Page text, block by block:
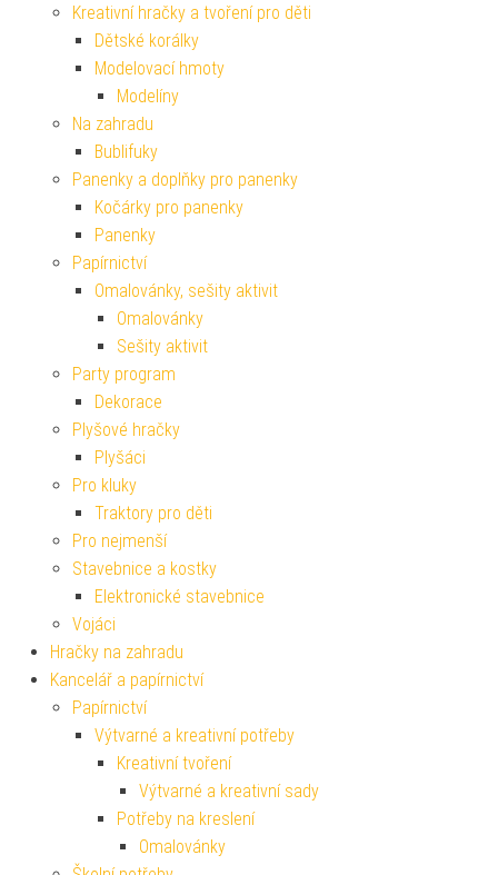
Kreativní hračky a tvoření pro děti
Dětské korálky
Modelovací hmoty
Modelíny
Na zahradu
Bublifuky
Panenky a doplňky pro panenky
Kočárky pro panenky
Panenky
Papírnictví
Omalovánky, sešity aktivit
Omalovánky
Sešity aktivit
Party program
Dekorace
Plyšové hračky
Plyšáci
Pro kluky
Traktory pro děti
Pro nejmenší
Stavebnice a kostky
Elektronické stavebnice
Vojáci
Hračky na zahradu
Kancelář a papírnictví
Papírnictví
Výtvarné a kreativní potřeby
Kreativní tvoření
Výtvarné a kreativní sady
Potřeby na kreslení
Omalovánky